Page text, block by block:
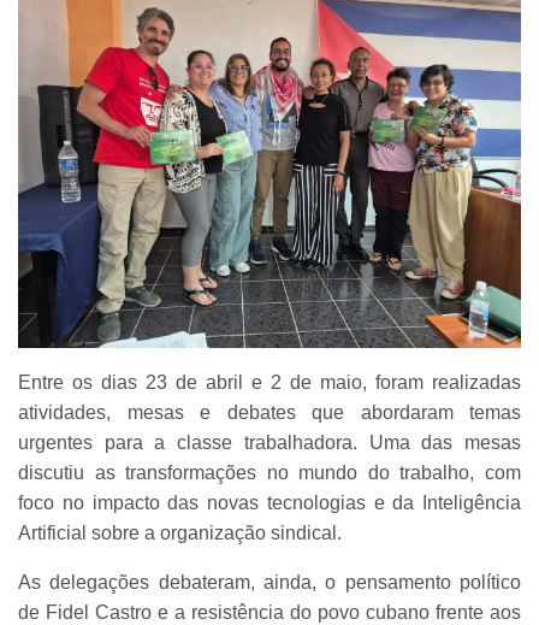
Entre os dias 23 de abril e 2 de maio, foram realizadas
atividades, mesas e debates que abordaram temas
urgentes para a classe trabalhadora. Uma das mesas
discutiu as transformações no mundo do trabalho, com
foco no impacto das novas tecnologias e da Inteligência
Artificial sobre a organização sindical.
As delegações debateram, ainda, o pensamento político
de Fidel Castro e a resistência do povo cubano frente aos